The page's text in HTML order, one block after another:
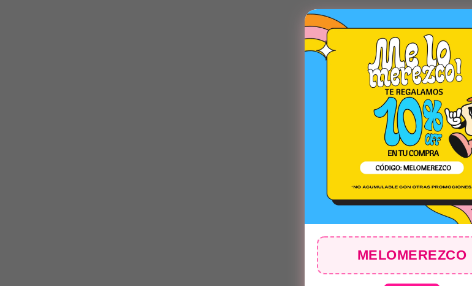
MELOMEREZCO
🧴